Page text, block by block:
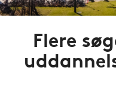
Flere